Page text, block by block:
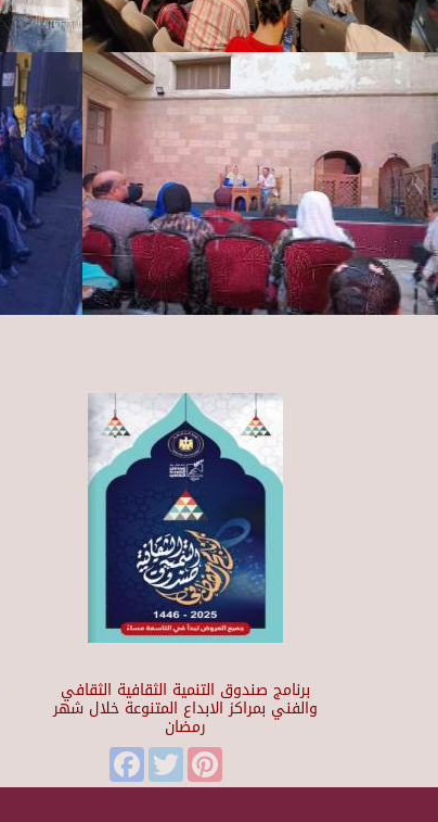
برنامج صندوق التنمية الثقافية الثقافي
والفني بمراكز الابداع المتنوعة خلال شهر
رمضان
FacebookTwitterPinterest